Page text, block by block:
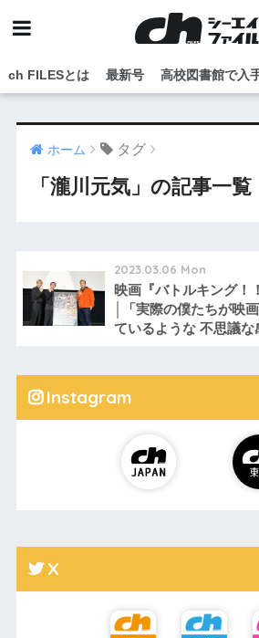
ch FILESとは 最新号 高校図書館で入
ホーム タグ
「瀧川元気」の記事一覧
2023.03.06 Mon
映画『バトルキング！
│「実際の僕たちが映
ているような 不思議
Instagram
X